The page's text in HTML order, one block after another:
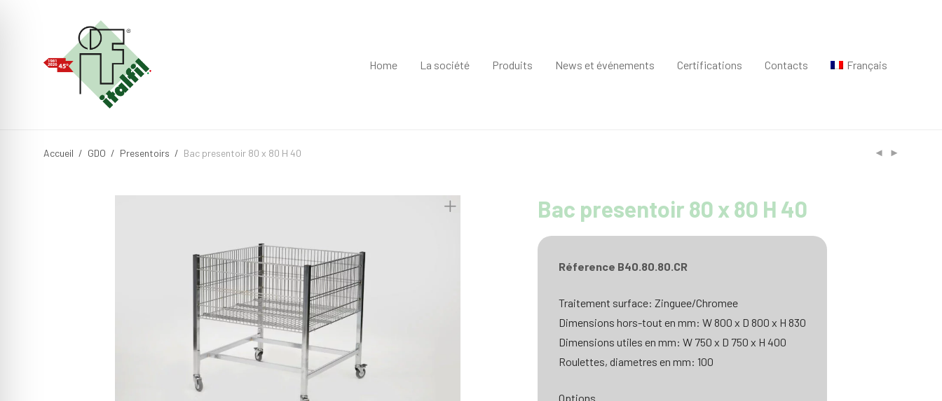
Home La société Produits News et événements Certifications Contacts Français
Accueil / GDO / Presentoirs / Bac presentoir 80 x 80 H 40
Bac presentoir 80 x 80 H 40
Réference B40.80.80.CR
Traitement surface: Zinguee/Chromee
Dimensions hors-tout en mm: W 800 x D 800 x H 830
Dimensions utiles en mm: W 750 x D 750 x H 400
Roulettes, diametres en mm: 100
Options